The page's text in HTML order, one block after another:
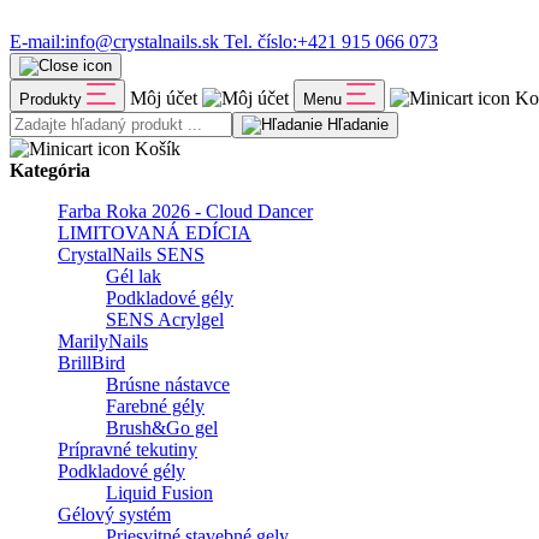
E-mail:info@crystalnails.sk Tel. číslo:+421 915 066 073
Produkty Môj účet Menu
Hľadanie
Košík
Kategória
Farba Roka 2026 - Cloud Dancer
LIMITOVANÁ EDÍCIA
CrystalNails SENS
Gél lak
Podkladové gély
SENS Acrylgel
MarilyNails
BrillBird
Brúsne nástavce
Farebné gély
Brush&Go gel
Prípravné tekutiny
Podkladové gély
Liquid Fusion
Gélový systém